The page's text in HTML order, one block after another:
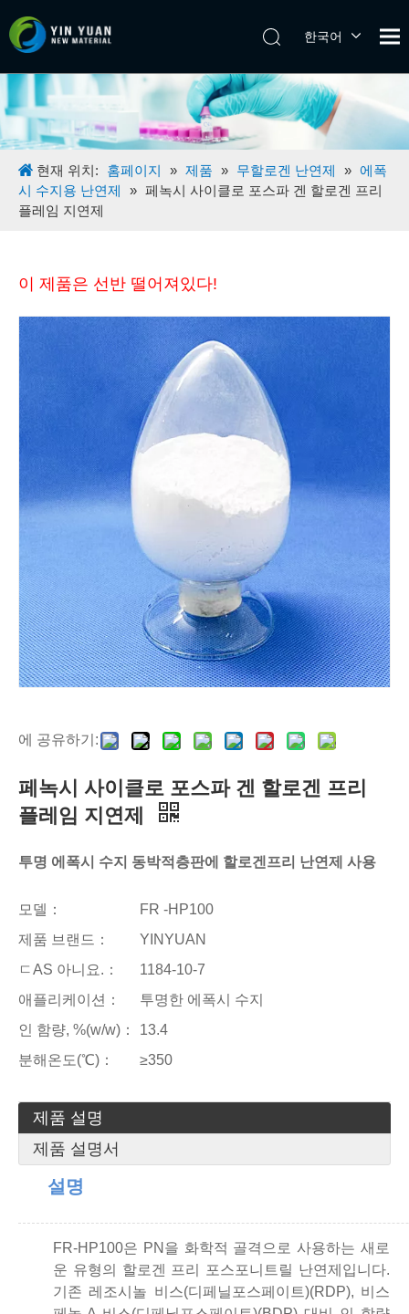
한국어
日本語
Español
English
현재 위치: 홈페이지 » 제품 » 무할로겐 난연제 » 에폭
시 수지용 난연제
» 페녹시 사이클로 포스파 겐 할로겐 프리
플레임 지연제
이 제품은 선반 떨어져있다!
에 공유하기:
페녹시 사이클로 포스파 겐 할로겐 프리
플레임 지연제
투명 에폭시 수지 동박적층판에 할로겐프리 난연제 사용
모델：
FR -HP100
제품 브랜드：
YINYUAN
ㄷAS 아니요.：
1184-10-7
애플리케이션：
투명한 에폭시 수지
인 함량, %(w/w)：
13.4
분해온도(℃)：
≥350
제품 설명
제품 설명서
설명
FR-HP100은 PN을 화학적 골격으로 사용하는 새로
운 유형의 할로겐 프리 포스포니트릴 난연제입니다.
기존 레조시놀 비스(디페닐포스페이트)(RDP), 비스